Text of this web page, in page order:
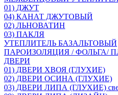
01) ДЖУТ
04) КАНАТ ДЖУТОВЫЙ
02) ЛЬНОВАТИН
03) ПАКЛЯ
УТЕПЛИТЕЛЬ БАЗАЛЬТОВЫЙ
ПАРОИЗОЛЯЦИЯ / ФОЛЬГА/
ДВЕРИ
01) ДВЕРИ ХВОЯ (ГЛУХИЕ)
02) ДВЕРИ ОСИНА (ГЛУХИЕ)
03) ДВЕРИ ЛИПА (ГЛУХИЕ)